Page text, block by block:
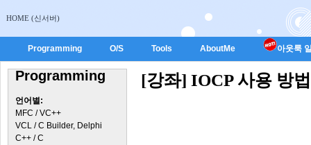
HOME (신서버)
Programming O/S Tools AboutMe 아웃룩
Programming
언어별:
MFC / VC++
VCL / C Builder, Delphi
C++ / C
[강좌] IOCP 사용 방법